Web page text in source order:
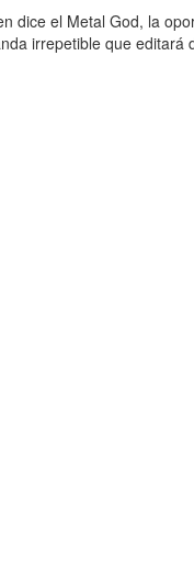
el Metal God, la
irrepetible que